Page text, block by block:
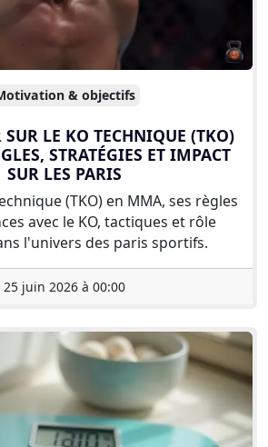
& objectifs
SUR LE KO TECHNIQUE (TKO)
STRATÉGIES ET IMPACT
SUR LES PARIS
(TKO) en MMA, ses règles
avec le KO, tactiques et rôle
l'univers des paris sportifs.
25 juin 2026 à 00:00